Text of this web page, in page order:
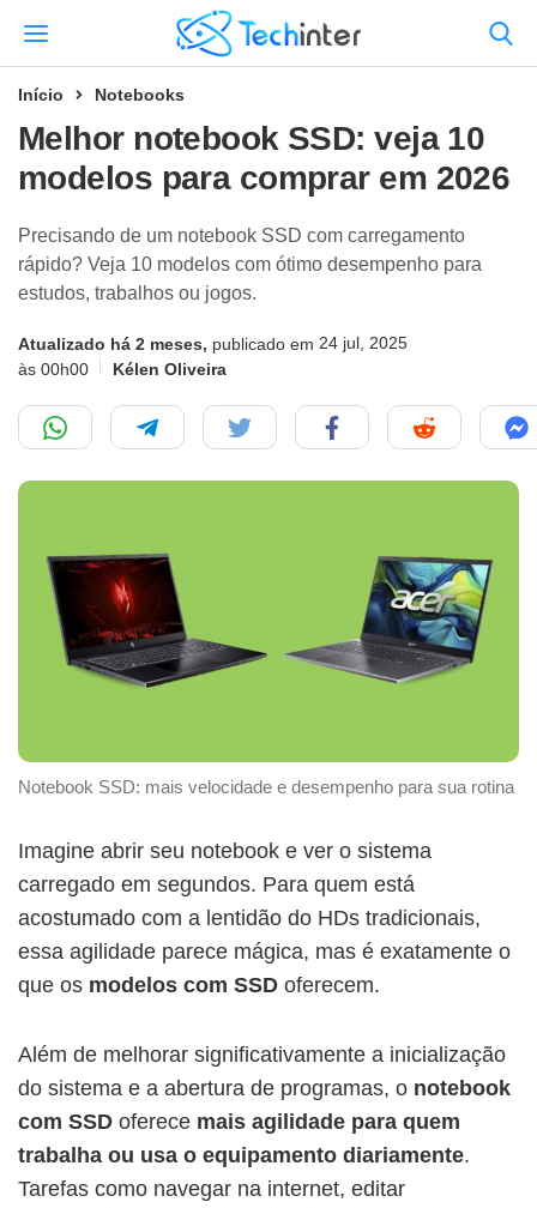
Início Notebooks
Melhor notebook SSD: veja 10
modelos para comprar em 2026
Precisando de um notebook SSD com carregamento
rápido? Veja 10 modelos com ótimo desempenho para
estudos, trabalhos ou jogos.
Atualizado há 2 meses, publicado em 24 jul, 2025
às 00h00
Kélen Oliveira
Notebook SSD: mais velocidade e desempenho para sua rotina
Imagine abrir seu notebook e ver o sistema
carregado em segundos. Para quem está
acostumado com a lentidão do HDs tradicionais,
essa agilidade parece mágica, mas é exatamente o
que os modelos com SSD oferecem.
Além de melhorar significativamente a inicialização
do sistema e a abertura de programas, o notebook
com SSD oferece mais agilidade para quem
trabalha ou usa o equipamento diariamente.
Tarefas como navegar na internet, editar